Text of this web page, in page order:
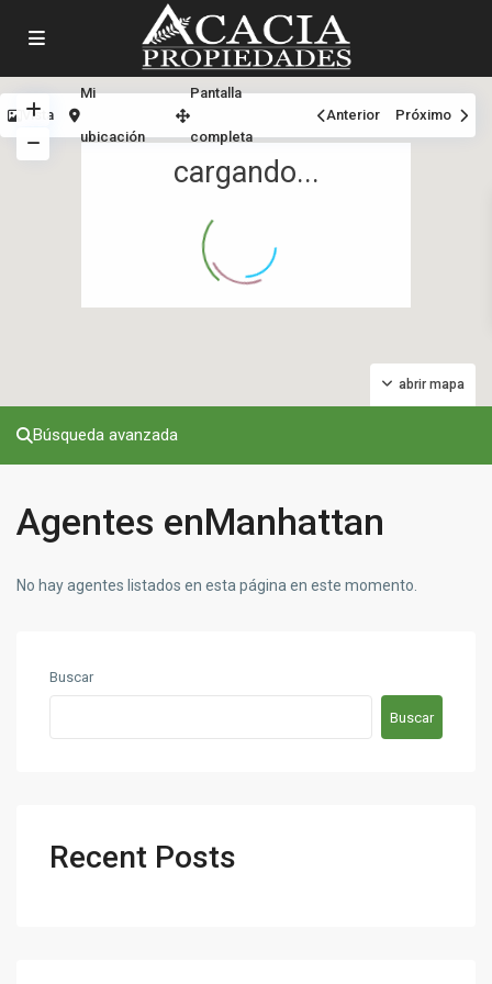
cargando...
abrir mapa
Vista
Mi
ubicación
Pantalla
completa
Anterior Próximo
Búsqueda avanzada
Agentes enManhattan
No hay agentes listados en esta página en este momento.
Buscar
Buscar
Recent Posts